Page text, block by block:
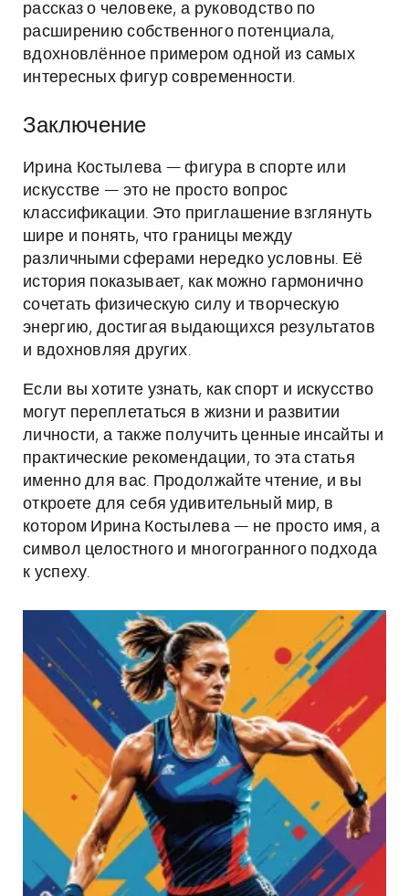
рассказ о человеке, а руководство по
расширению собственного потенциала,
вдохновлённое примером одной из самых
интересных фигур современности.
Заключение
Ирина Костылева — фигура в спорте или
искусстве — это не просто вопрос
классификации. Это приглашение взглянуть
шире и понять, что границы между
различными сферами нередко условны. Её
история показывает, как можно гармонично
сочетать физическую силу и творческую
энергию, достигая выдающихся результатов
и вдохновляя других.
Если вы хотите узнать, как спорт и искусство
могут переплетаться в жизни и развитии
личности, а также получить ценные инсайты и
практические рекомендации, то эта статья
именно для вас. Продолжайте чтение, и вы
откроете для себя удивительный мир, в
котором Ирина Костылева — не просто имя, а
символ целостного и многогранного подхода
к успеху.